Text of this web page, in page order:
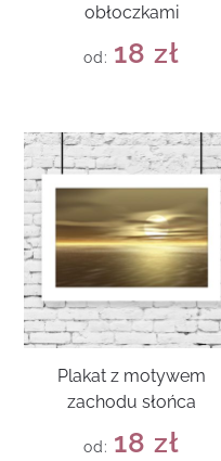
obłoczkami
od: 18zł
Plakat z motywem
zachodu słońca
od: 18zł